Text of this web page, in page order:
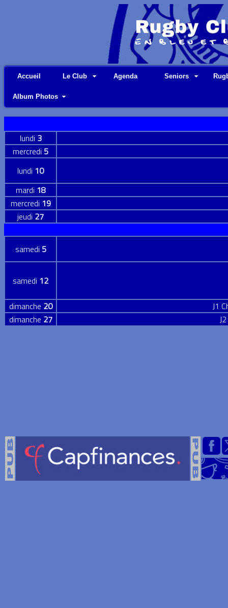
Accueil Le Club Agenda Seniors
Album Photos
lundi 3
mercredi 5
lundi 10
mardi 18
mercredi 19
jeudi 27
samedi 5
samedi 12
dimanche 20
J1
dimanche 27